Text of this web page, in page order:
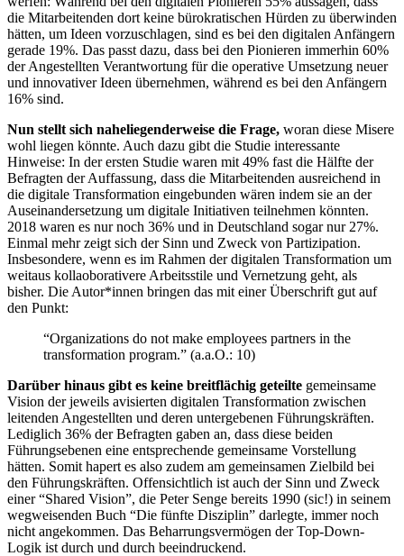
die Mitarbeitenden dort keine bürokratischen Hürden zu überwinden
hätten, um Ideen vorzuschlagen, sind es bei den digitalen Anfängern
gerade 19%. Das passt dazu, dass bei den Pionieren immerhin 60%
der Angestellten Verantwortung für die operative Umsetzung neuer
und innovativer Ideen übernehmen, während es bei den Anfängern
16% sind.
Nun stellt sich naheliegenderweise die Frage, woran diese Misere
wohl liegen könnte. Auch dazu gibt die Studie interessante
Hinweise: In der ersten Studie waren mit 49% fast die Hälfte der
Befragten der Auffassung, dass die Mitarbeitenden ausreichend in
die digitale Transformation eingebunden wären indem sie an der
Auseinandersetzung um digitale Initiativen teilnehmen könnten.
2018 waren es nur noch 36% und in Deutschland sogar nur 27%.
Einmal mehr zeigt sich der Sinn und Zweck von Partizipation.
Insbesondere, wenn es im Rahmen der digitalen Transformation um
weitaus kollaoborativere Arbeitsstile und Vernetzung geht, als
bisher. Die Autor*innen bringen das mit einer Überschrift gut auf
den Punkt:
“Organizations do not make employees partners in the
transformation program.” (a.a.O.: 10)
Darüber hinaus gibt es keine breitflächig geteilte gemeinsame
Vision der jeweils avisierten digitalen Transformation zwischen
leitenden Angestellten und deren untergebenen Führungskräften.
Lediglich 36% der Befragten gaben an, dass diese beiden
Führungsebenen eine entsprechende gemeinsame Vorstellung
hätten. Somit hapert es also zudem am gemeinsamen Zielbild bei
den Führungskräften. Offensichtlich ist auch der Sinn und Zweck
einer “Shared Vision”, die Peter Senge bereits 1990 (sic!) in seinem
wegweisenden Buch “Die fünfte Disziplin” darlegte, immer noch
nicht angekommen. Das Beharrungsvermögen der Top-Down-
Logik ist durch und durch beeindruckend.